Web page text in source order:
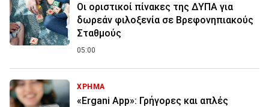
Οι οριστικοί πίνακες της ΔΥΠΑ για
δωρεάν φιλοξενία σε Βρεφονηπιακούς
Σταθμούς
05:00
ΧΡΗΜΑ
«Ergani App»: Γρήγορες και απλές